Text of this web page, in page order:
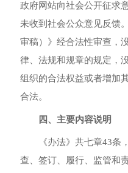
政府网站向社会公开征求
未收到社会公众意见反馈。
审稿）》经合法性审查 ，
律、法规和规章的规定 ，
组织的合法权益或者增加
合法。
四、主要内容说明
《办法》共七章43条 ，
查、签订、履行、监管和